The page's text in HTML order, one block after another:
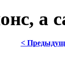
а
<